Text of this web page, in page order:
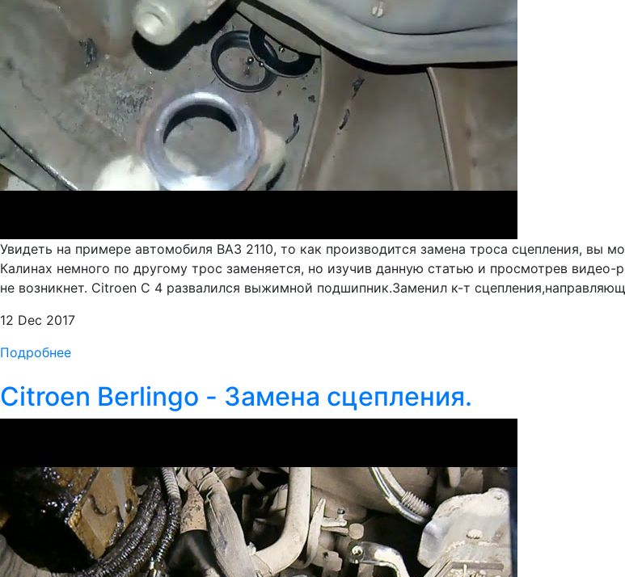
Увидеть на примере автомобиля ВАЗ 2110, то как производится замена троса сцепления, вы
Калинах немного по другому трос заменяется, но изучив данную статью и просмотрев
не возникнет. Citroen C 4 развалился выжимной подшипник.Заменил к-т
12 Dec 2017
Подробнее
Citroen Berlingo - Замена сцепления.